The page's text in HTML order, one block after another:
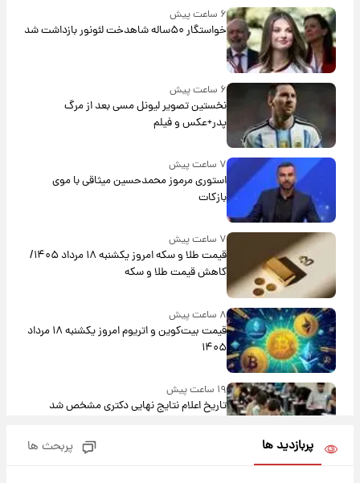
۶ ساعت پیش
خواستگار ۵۰ساله شاهدخت لئونور بازداشت شد
نخستین تصویر لیونل مسی بعد از مرگ
پدر+عکس و فیلم
۷ ساعت پیش
استوری مرموز محمدحسین میثاقی با موی
بازکات
قیمت طلا و سکه امروز یکشنبه ۱۸ مرداد ۱۴۰۵/
کاهش قیمت طلا و سکه
۸ ساعت پیش
قیمت بیت‌کوین و اتریوم امروز یکشنبه ۱۸ مرداد
۱۴۰۵
۱۹ ساعت پیش
تاریخ اعلام نتایج نهایی دکتری مشخص شد
پربازدید ها پربحث ها